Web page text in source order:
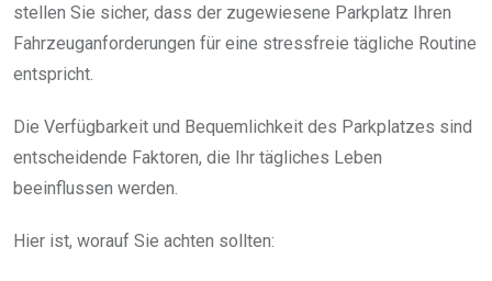
stellen Sie sicher, dass der zugewiesene Parkplatz Ihren
Fahrzeuganforderungen für eine stressfreie tägliche Routine
entspricht.
Die Verfügbarkeit und Bequemlichkeit des Parkplatzes sind
entscheidende Faktoren, die Ihr tägliches Leben
beeinflussen werden.
Hier ist, worauf Sie achten sollten: